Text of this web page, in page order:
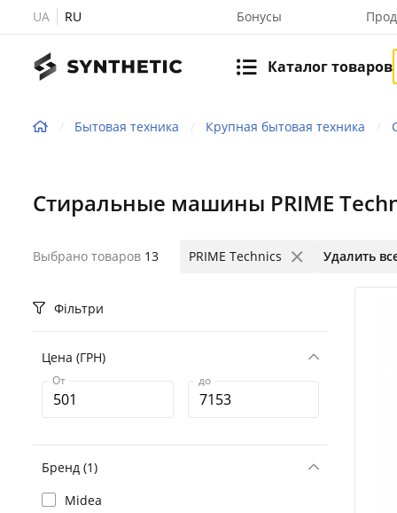
UA RU Бонусы
Каталог товаров
Бытовая техника Крупная бытовая техника
Стиральные машины PRIME
Выбрано товаров 13 Удалить
PRIME Technics
Фільтри
Цена (ГРН)
От до
Бренд (1)
Midea